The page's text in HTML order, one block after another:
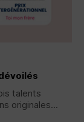
talents
originales...